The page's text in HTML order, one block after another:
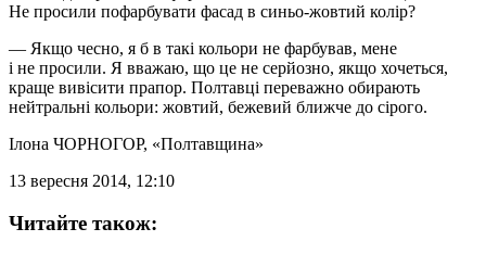
Не просили пофарбувати фасад в синьо-жовтий колір?
— Якщо чесно, я б в такі кольори не фарбував, мене
і не просили. Я вважаю, що це не серйозно, якщо хочеться,
краще вивісити прапор. Полтавці переважно обирають
нейтральні кольори: жовтий, бежевий ближче до сірого.
Ілона ЧОРНОГОР, «Полтавщина»
13 вересня 2014, 12:10
Читайте також: